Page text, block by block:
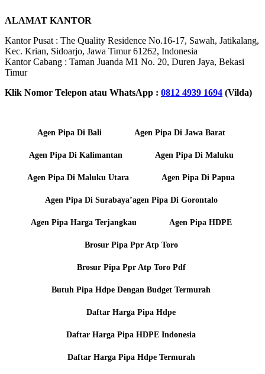
ALAMAT KANTOR
Kantor Pusat : The Quality Residence No.16-17, Sawah, Jatikalang,
Kec. Krian, Sidoarjo, Jawa Timur 61262, Indonesia
Kantor Cabang : Taman Juanda M1 No. 20, Duren Jaya, Bekasi
Timur
Klik Nomor Telepon atau WhatsApp : 0812 4939 1694 (Vilda)
Agen Pipa Di Bali Agen Pipa Di Jawa Barat
Agen Pipa Di Kalimantan Agen Pipa Di Maluku
Agen Pipa Di Maluku Utara Agen Pipa Di Papua
Agen Pipa Di Surabaya’agen Pipa Di Gorontalo
Agen Pipa Harga Terjangkau Agen Pipa HDPE
Brosur Pipa Ppr Atp Toro
Brosur Pipa Ppr Atp Toro Pdf
Butuh Pipa Hdpe Dengan Budget Termurah
Daftar Harga Pipa Hdpe
Daftar Harga Pipa HDPE Indonesia
Daftar Harga Pipa Hdpe Termurah